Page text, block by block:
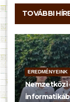
TOVÁBBI
EREDMÉNYEINK
Nemzetközi